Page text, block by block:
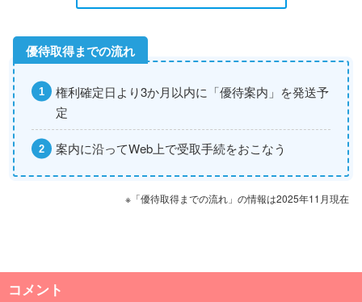
権利確定日より3か月以内に「優待案内」を発送予
定
案内に沿ってWeb上で受取手続をおこなう
※「優待取得までの流れ」の情報は2025年11月現在
コメント